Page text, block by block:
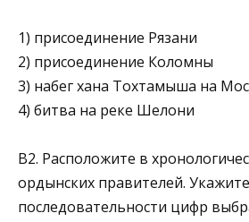
1) присоединение Рязани
2) присоединение Коломны
3) набег хана Тохтамыша на
4) битва на реке Шелони
В2. Расположите в
ордынских правителей.
последовательности цифр